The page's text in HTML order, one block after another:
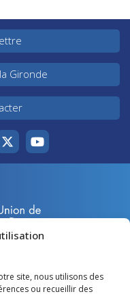
site, nous utilisons des
ou recueillir des
Gironde
pour la Gironde